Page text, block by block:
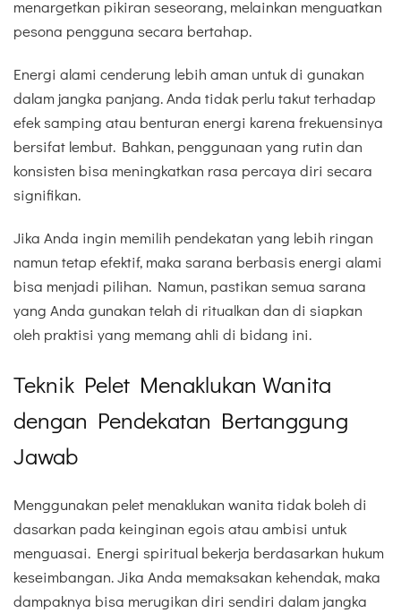
menargetkan pikiran seseorang, melainkan menguatkan
pesona pengguna secara bertahap.
Energi alami cenderung lebih aman untuk di gunakan
dalam jangka panjang. Anda tidak perlu takut terhadap
efek samping atau benturan energi karena frekuensinya
bersifat lembut. Bahkan, penggunaan yang rutin dan
konsisten bisa meningkatkan rasa percaya diri secara
signifikan.
Jika Anda ingin memilih pendekatan yang lebih ringan
namun tetap efektif, maka sarana berbasis energi alami
bisa menjadi pilihan. Namun, pastikan semua sarana
yang Anda gunakan telah di ritualkan dan di siapkan
oleh praktisi yang memang ahli di bidang ini.
Teknik Pelet Menaklukan Wanita
dengan Pendekatan Bertanggung
Jawab
Menggunakan pelet menaklukan wanita tidak boleh di
dasarkan pada keinginan egois atau ambisi untuk
menguasai. Energi spiritual bekerja berdasarkan hukum
keseimbangan. Jika Anda memaksakan kehendak, maka
dampaknya bisa merugikan diri sendiri dalam jangka